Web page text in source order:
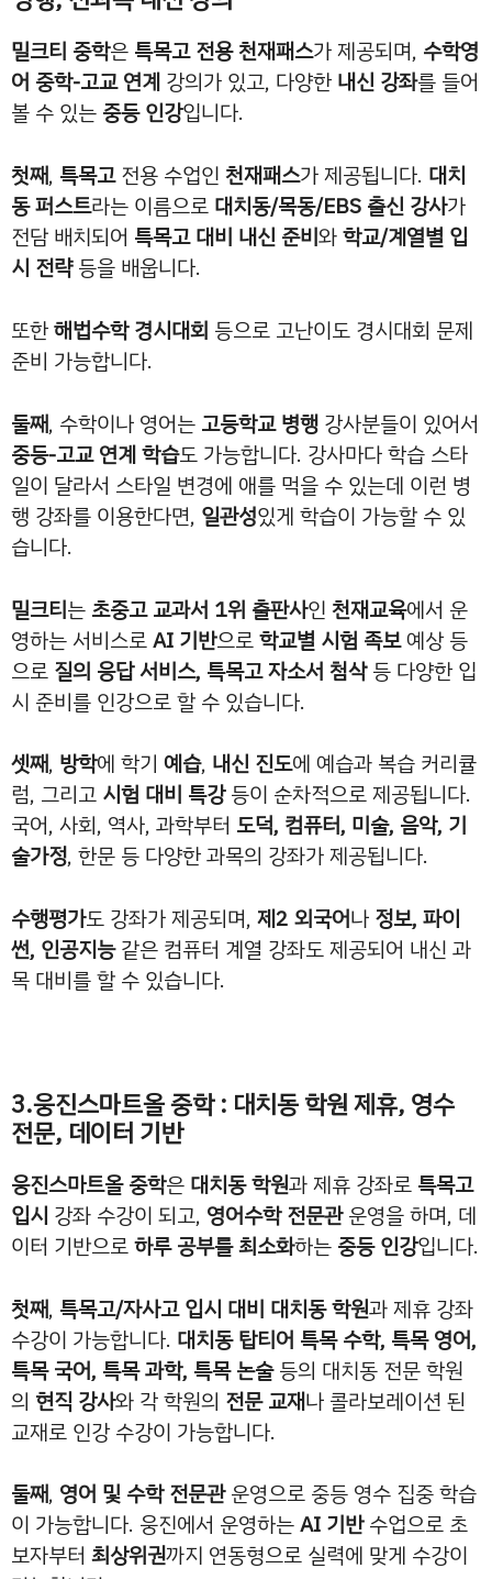
밀크티 중학은 특목고 전용 천재패스가 제공되며, 수학영
어 중학-고교 연계 강의가 있고, 다양한 내신 강좌를 들어
볼 수 있는 중등 인강입니다.
첫째, 특목고전용 수업인 천재패스가 제공됩니다. 대치
동 퍼스트라는 이름으로 대치동/목동/EBS 출신 강사가
전담 배치되어 특목고 대비 내신 준비와학교/계열별 입
시 전략등을 배웁니다.
또한해법수학 경시대회 등으로 고난이도 경시대회 문제
준비 가능합니다.
둘째, 수학이나 영어는 고등학교 병행 강사분들이 있어서
중등-고교 연계 학습도 가능합니다. 강사마다 학습 스타
일이 달라서 스타일 변경에 애를 먹을 수 있는데 이런 병
행 강좌를 이용한다면, 일관성있게 학습이 가능할 수 있
습니다.
밀크티는 초중고 교과서 1위 출판사인 천재교육에서 운
영하는 서비스로AI 기반으로학교별 시험 족보예상 등
으로 질의 응답 서비스, 특목고 자소서 첨삭등 다양한 입
시 준비를 인강으로 할 수 있습니다.
셋째, 방학에 학기 예습, 내신 진도에 예습과 복습 커리큘
럼, 그리고 시험 대비 특강등이 순차적으로 제공됩니다.
국어, 사회, 역사, 과학부터 도덕, 컴퓨터, 미술, 음악, 기
술가정, 한문 등 다양한 과목의 강좌가 제공됩니다.
수행평가도 강좌가 제공되며, 제2 외국어나 정보, 파이
썬, 인공지능같은 컴퓨터 계열 강좌도 제공되어 내신 과
목 대비를 할 수 있습니다.
3.웅진스마트올 중학 : 대치동 학원 제휴, 영수
전문, 데이터 기반
웅진스마트올 중학은 대치동 학원과 제휴 강좌로 특목고
입시 강좌 수강이 되고, 영어수학 전문관운영을 하며, 데
이터 기반으로하루 공부를 최소화하는 중등 인강입니다.
첫째, 특목고/자사고 입시 대비 대치동 학원과 제휴 강좌
수강이 가능합니다. 대치동 탑티어 특목 수학, 특목 영어,
특목 국어, 특목 과학, 특목 논술등의 대치동 전문 학원
의 현직 강사와 각 학원의 전문 교재나 콜라보레이션 된
교재로 인강 수강이 가능합니다.
둘째, 영어 및 수학 전문관운영으로 중등 영수 집중 학습
이 가능합니다. 웅진에서 운영하는AI 기반수업으로 초
보자부터 최상위권까지 연동형으로 실력에 맞게 수강이